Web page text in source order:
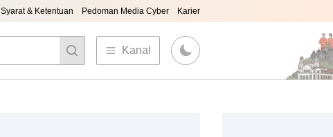
Syarat & Ketentuan Pedoman Media Cyber Karier
Kanal